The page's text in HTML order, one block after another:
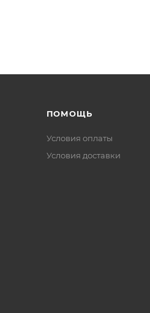
ПОМОЩЬ
Условия оплаты
Условия доставки